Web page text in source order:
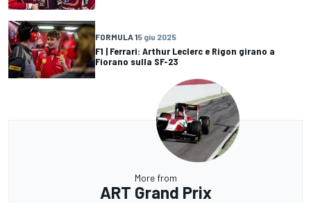
FORMULA 15 giu 2025
F1 | Ferrari: Arthur Leclerc e Rigon girano a
Fiorano sulla SF-23
More from
ART Grand Prix